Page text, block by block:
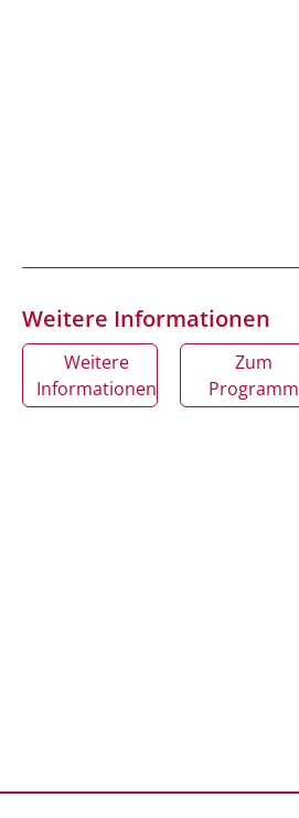
Weitere Informationen
Weitere
Informationen
Zum
Programm